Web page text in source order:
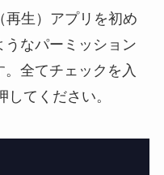
再生）アプリを初め
なパーミッション
。全てチェックを入
てください。